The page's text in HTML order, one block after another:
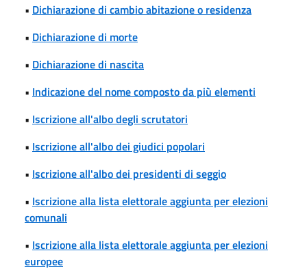
• Dichiarazione di cambio abitazione o residenza
• Dichiarazione di morte
• Dichiarazione di nascita
• Indicazione del nome composto da più elementi
• Iscrizione all'albo degli scrutatori
• Iscrizione all'albo dei giudici popolari
• Iscrizione all'albo dei presidenti di seggio
• Iscrizione alla lista elettorale aggiunta per elezioni
comunali
• Iscrizione alla lista elettorale aggiunta per elezioni
europee